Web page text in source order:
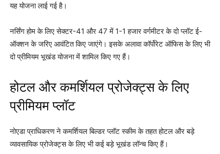
यह योजना लाई गई है।
नर्सिंग होम के लिए सेक्टर-41 और 47 में 1-1 हजार वर्गमीटर के दो प्लॉट ई-
ऑक्शन के जरिए आवंटित किए जाएंगे। इसके अलावा कॉर्पोरेट ऑफिस के लिए भी
दो प्रीमियम भूखंड योजना में शामिल किए गए हैं।
होटल और कमर्शियल प्रोजेक्ट्स के लिए
प्रीमियम प्लॉट
नोएडा प्राधिकरण ने कमर्शियल बिल्डर प्लॉट स्कीम के तहत होटल और बड़े
व्यावसायिक प्रोजेक्ट्स के लिए भी कई बड़े भूखंड लॉन्च किए हैं।